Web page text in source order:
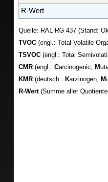
R-Wert
Quelle: RAL-RG 437 (Stand:
TVOC (engl.: Total Volatile
TSVOC (engl.: Total
CMR (engl.: Carcinogenic, M
KMR (deutsch.: Karzinogen, M
R-Wert(Summe aller